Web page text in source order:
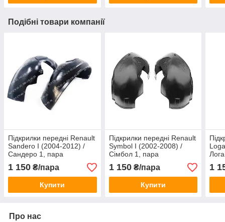
Подібні товари компанії
Підкрилки передні Renault
Sandero I (2004-2012) /
Сандеро 1, пара
1 150 ₴/пара
Купити
Підкрилки передні Renault
Symbol I (2002-2008) /
Сімбол 1, пара
1 150₴/пара
Купити
1
Про нас